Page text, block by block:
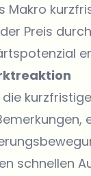
Makro
Preis
schnellen